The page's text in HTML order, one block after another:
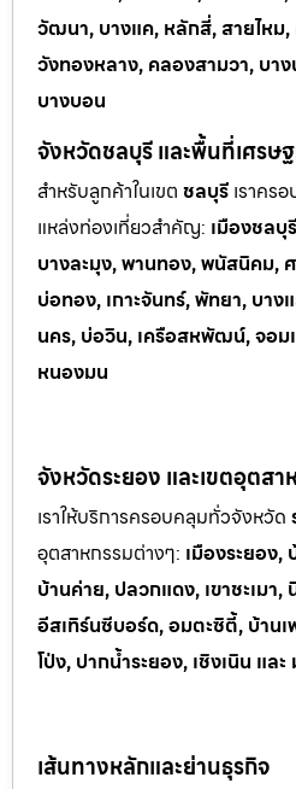
วัฒนา, บางแค, หลักสี่, สายไหม
วังทองหลาง, คลองสามวา, บา
บางบอน
จังหวัดชลบุรี และพื้นที่เศรษ
สำหรับลูกค้าในเขต ชลบุรี เราคร
แหล่งท่องเที่ยวสำคัญ: เมืองชล
บางละมุง, พานทอง, พนัสนิคม,
บ่อทอง, เกาะจันทร์, พัทยา, บา
นคร, บ่อวิน, เครือสหพัฒน์, จอม
หนองมน
จังหวัดระยอง และเขตอุตสา
เราให้บริการครอบคลุมทั่วจังหวัด
อุตสาหกรรมต่างๆ: เมืองระยอง,
บ้านค่าย, ปลวกแดง, เขาชะเมา
อีสเทิร์นซีบอร์ด, อมตะซิตี้, บ้านเ
โป่ง, ปากน้ำระยอง, เชิงเนิน แล
เส้นทางหลักและย่านธุรกิจ